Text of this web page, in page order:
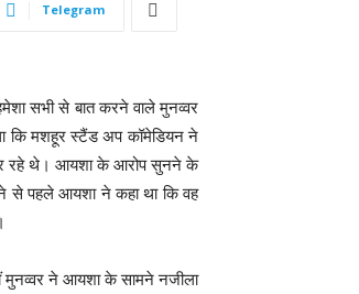
Telegram
सभी से बात करने वाले मुनव्वर
कि मशहूर स्टैंड अप कॉमेडियन ने
कर रहे थे। आयशा के आरोप सुनने के
से पहले आयशा ने कहा था कि वह
मुनव्वर ने आयशा के सामने नजीला